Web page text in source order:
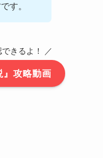
す。
きるよ！ ／
』攻略動画